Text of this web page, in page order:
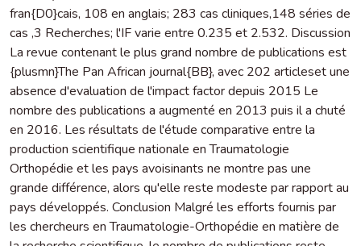
fran{D0}cais, 108 en anglais; 283 cas cliniques,148 séries de
cas ,3 Recherches; l'IF varie entre 0.235 et 2.532. Discussion
La revue contenant le plus grand nombre de publications est
{plusmn}The Pan African journal{BB}, avec 202 articleset une
absence d'evaluation de l'impact factor depuis 2015 Le
nombre des publications a augmenté en 2013 puis il a chuté
en 2016. Les résultats de l'étude comparative entre la
production scientifique nationale en Traumatologie
Orthopédie et les pays avoisinants ne montre pas une
grande différence, alors qu'elle reste modeste par rapport au
pays développés. Conclusion Malgré les efforts fournis par
les chercheurs en Traumatologie-Orthopédie en matière de